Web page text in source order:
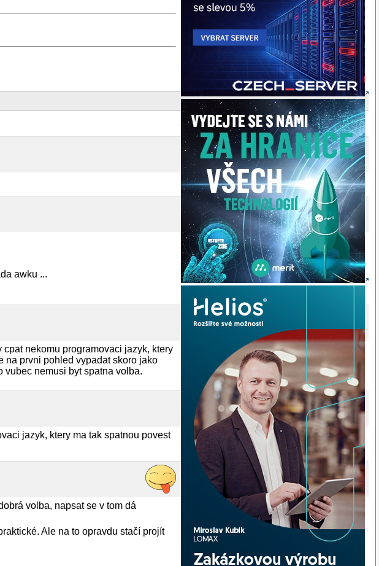
awku ...
nekomu programovaci jazyk, ktery
na prvni pohled vypadat skoro jako
vubec nemusi byt spatna volba.
jazyk, ktery ma tak spatnou povest
volba, napsat se v tom dá
Ale na to opravdu stačí projít